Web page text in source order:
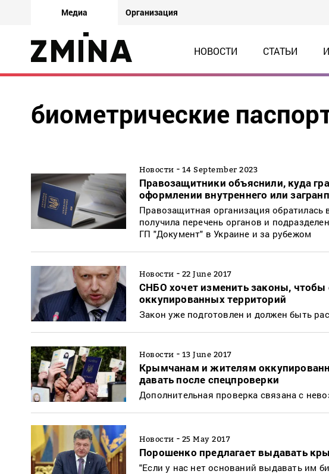
Медиа Организация
НОВОСТИ СТАТЬИ
биометрические
Новости - 14 September 2023
Правозащитники объяснили, куда
оформлении внутреннего или
Правозащитная организация
получила перечень органов и
ГП "Документ" в Украине и за рубежом
Новости - 22 June 2017
СНБО хочет изменить законы,
оккупированных территорий
Закон уже подготовлен и должен быть
Новости - 13 June 2017
Крымчанам и жителям
давать после спецпроверки
Дополнительная проверка связана с
Новости - 25 May 2017
Порошенко предлагает выдавать
"Если у нас нет оснований выдавать им